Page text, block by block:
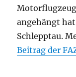
angehängt
Schlepptau.
Beitrag der